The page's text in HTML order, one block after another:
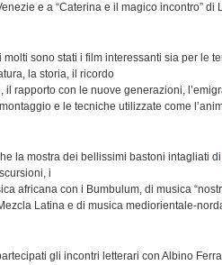
e a “Caterina e il magico incontro”
sono stati i film interessanti sia per le
la storia, il ricordo
il rapporto con le nuove generazioni,
e le tecniche utilizzate come
la mostra dei bellissimi bastoni intagliati di
i
africana con i Bumbulum, di musica
Latina e di musica mediorientale-
gli incontri letterari con Albino